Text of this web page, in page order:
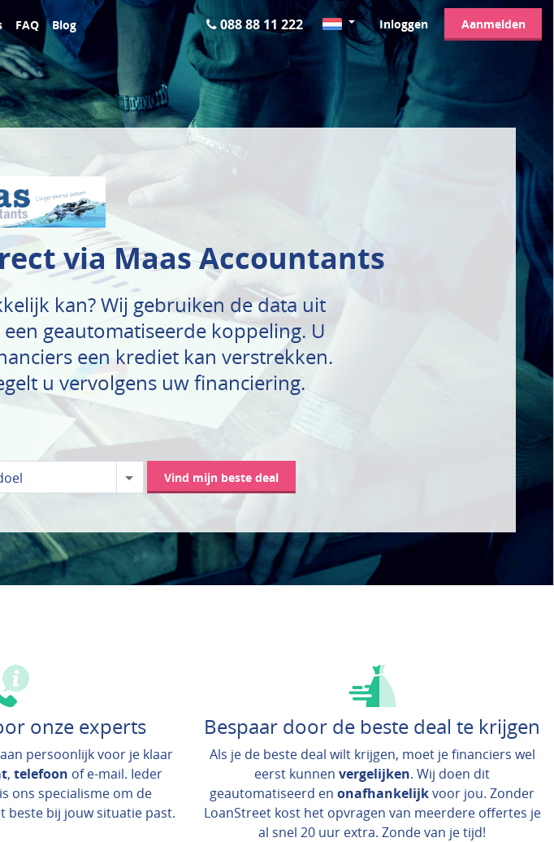
FAQ Blog 088 88 11 222 Inloggen Aanmelden
via Maas Accountants
kan? Wij gebruiken de data uit
geautomatiseerde koppeling. U
een krediet kan verstrekken.
u vervolgens uw financiering.
Vind mijn beste deal
onze experts
persoonlijk voor je klaar
, telefoon of e-mail. Ieder
ons specialisme om de
beste bij jouw situatie past.
Bespaar door de beste deal te krijgen
Als je de beste deal wilt krijgen, moet je financiers wel
eerst kunnen vergelijken. Wij doen dit
geautomatiseerd en onafhankelijkvoor jou. Zonder
LoanStreet kost het opvragen van meerdere offertes je
al snel 20 uur extra. Zonde van je tijd!